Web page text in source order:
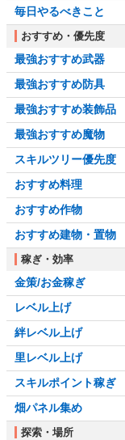
毎日やるべきこと
おすすめ・優先度
最強おすすめ武器
最強おすすめ防具
最強おすすめ装飾品
最強おすすめ魔物
スキルツリー優先度
おすすめ料理
おすすめ作物
おすすめ建物・置物
稼ぎ・効率
金策/お金稼ぎ
レベル上げ
絆レベル上げ
里レベル上げ
スキルポイント稼ぎ
畑パネル集め
探索・場所